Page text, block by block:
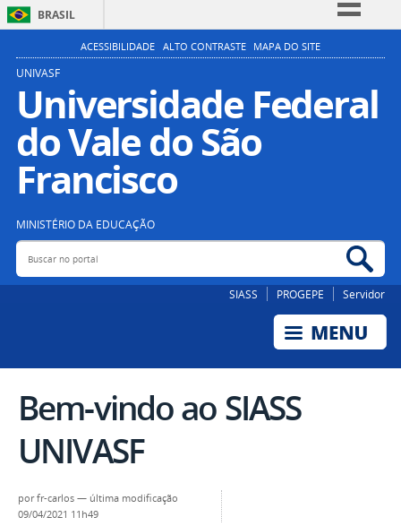
BRASIL
Simplifique!
Participe
Acesso à informação
Legislação
ACESSIBILIDADE ALTO CONTRASTE MAPA DO SITE
UNIVASF
Universidade Federal
do Vale do São
Francisco
MINISTÉRIO DA EDUCAÇÃO
Buscar no portal
SIASS PROGEPE Servidor
Bem-vindo ao SIASS
UNIVASF
porfr-carlos — última modificação
09/04/2021 11h49